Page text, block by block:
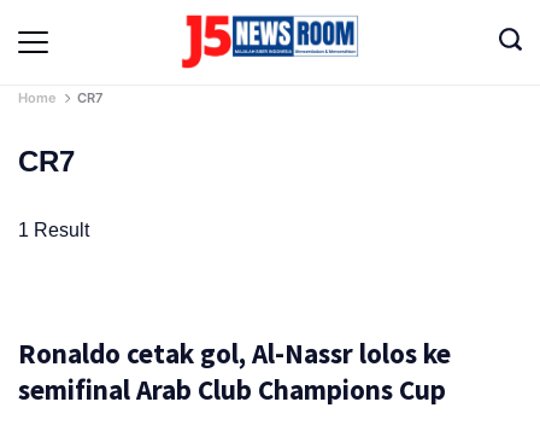
content
Home CR7
CR7
1 Result
Ronaldo cetak gol, Al-Nassr lolos ke
semifinal Arab Club Champions Cup